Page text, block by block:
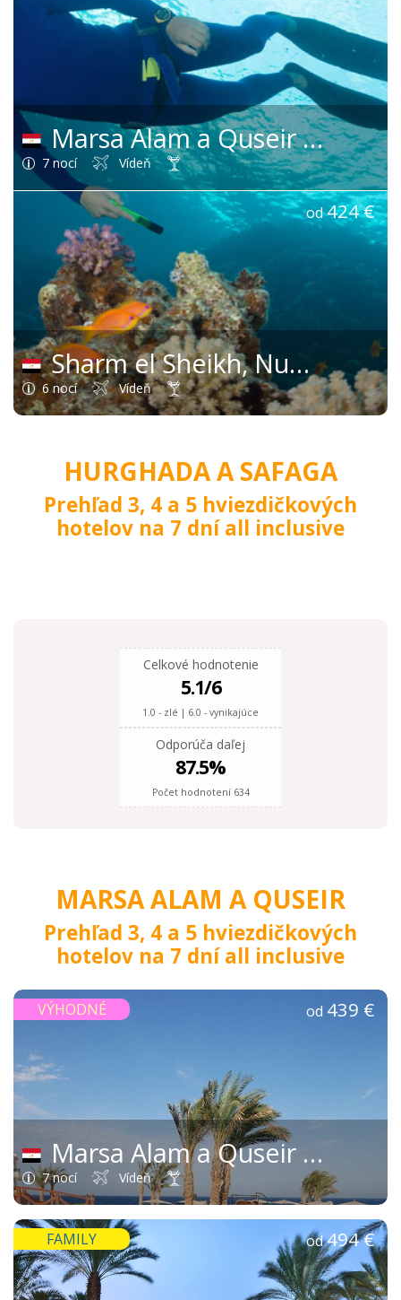
Marsa Alam a Quseir(Egypt)
7 nocí Vídeň
Sharm el Sheikh, Nuweiba a Taba
6 nocí Vídeň
od424 €
HURGHADA A SAFAGA
Prehľad 3, 4 a 5 hviezdičkových
hotelov na 7 dní all inclusive
Hurghada a Safaga(Egypt)
7 nocí Vídeň
Hurghada a Safaga(Egypt)
Hurghada a Safaga(Egypt)
Celkové hodnotenie
5.1/6
1.0 - zlé | 6.0 - vynikajúce
Odporúča daľej
87.5%
Počet hodnotení 634
MARSA ALAM A QUSEIR
Prehľad 3, 4 a 5 hviezdičkových
hotelov na 7 dní all inclusive
VÝHODNÉ
Marsa Alam a Quseir (Egypt)
7 nocí Vídeň
od 439 €
FAMILY od494 €